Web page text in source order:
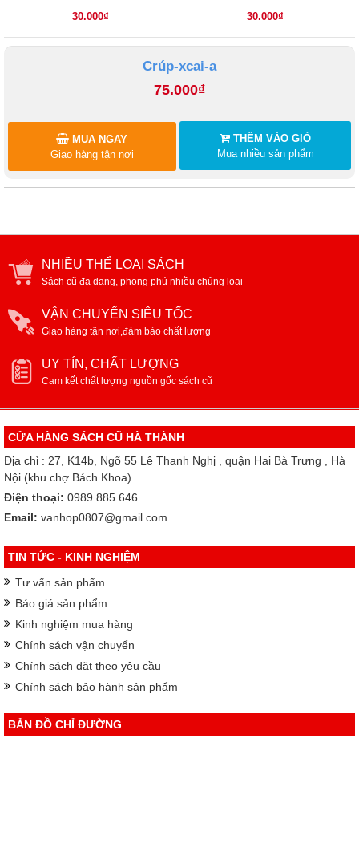
30.000₫ 30.000₫
Crúp-xcai-a
75.000₫
THÊM VÀO GIỎ
Mua nhiều sản phẩm
MUA NGAY
Giao hàng tận nơi
NHIỀU THỂ LOẠI SÁCH
Sách cũ đa dạng, phong phú nhiều chủng loại
VẬN CHUYỂN SIÊU TỐC
Giao hàng tận nơi,đảm bảo chất lượng
UY TÍN, CHẤT LƯỢNG
Cam kết chất lượng nguồn gốc sách cũ
CỬA HÀNG SÁCH CŨ HÀ THÀNH
Địa chỉ : 27, K14b, Ngõ 55 Lê Thanh Nghị , quận Hai Bà Trưng , Hà
Nội (khu chợ Bách Khoa)
Điện thoại: 0989.885.646
Email: vanhop0807@gmail.com
TIN TỨC - KINH NGHIỆM
Tư vấn sản phẩm
Báo giá sản phẩm
Kinh nghiệm mua hàng
Chính sách vận chuyển
Chính sách đặt theo yêu cầu
Chính sách bảo hành sản phẩm
BẢN ĐỒ CHỈ ĐƯỜNG